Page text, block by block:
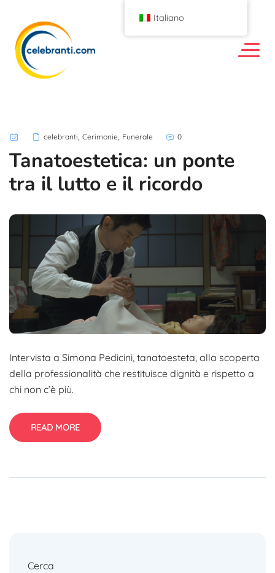
celebranti, Cerimonie, Funerale 0
Tanatoestetica: un ponte
tra il lutto e il ricordo
Intervista a Simona Pedicini, tanatoesteta, alla scoperta
della professionalità che restituisce dignità e rispetto a
chi non c’è più.
READ MORE
Cerca
Italiano